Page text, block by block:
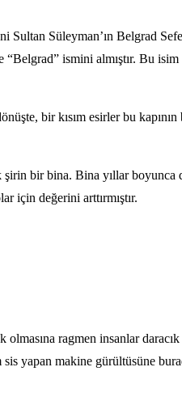
Süleyman’ın Belgrad
ismini almıştır. Bu isim
bir kısım esirler bu
bir bina. Bina yıllar
için değerini arttırmıştır.
ragmen insanlar
yapan makine gürültüsüne